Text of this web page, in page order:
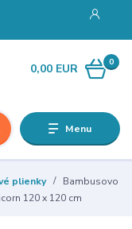
Menu
0
0,00 EUR
plienky
Bambusovo
120 x 120 cm